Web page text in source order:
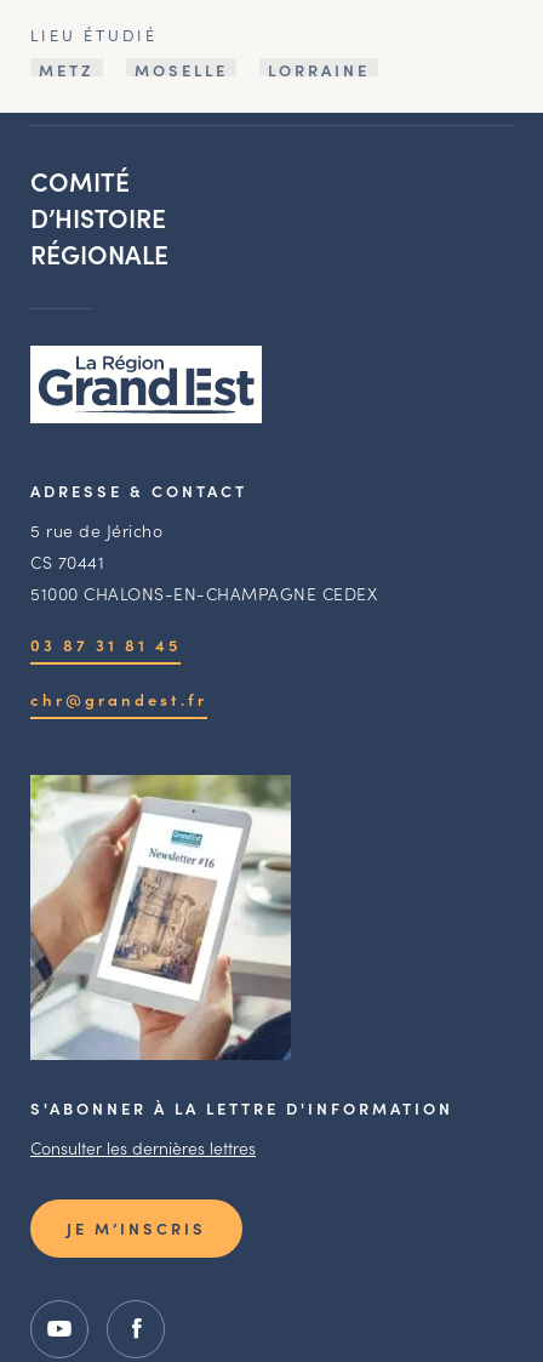
LIEU ÉTUDIÉ
METZ
MOSELLE LORRAINE
COMITÉ
D’HISTOIRE
RÉGIONALE
ADRESSE & CONTACT
5 rue de Jéricho
CS 70441
51000 CHALONS-EN-CHAMPAGNE CEDEX
03 87 31 81 45
chr@grandest.fr
S'ABONNER À LA LETTRE D'INFORMATION
Consulter les dernières lettres
JE M’INSCRIS